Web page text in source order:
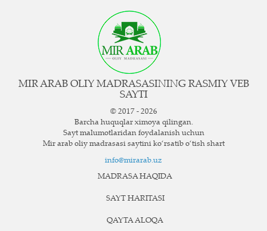
MIR ARAB OLIY MADRASASINING RASMIY VEB
SAYTI
© 2017 - 2026
Barcha huquqlar ximoya qilingan.
Sayt ma`lumotlaridan foydalanish uchun
Mir arab oliy madrasasi saytini ko‘rsatib o‘tish shart
info@mirarab.uz
MADRASA HAQIDA
SAYT HARITASI
QAYTA ALOQA